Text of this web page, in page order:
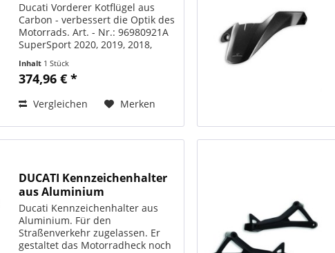
Ducati Vorderer Kotflügel aus
Carbon - verbessert die Optik des
Motorrads. Art. - Nr.: 96980921A
SuperSport 2020, 2019, 2018,
2018, 2017 Supersport 950 2021,
2022, 2023, 2024 , Supersport 950
Inhalt 1 Stück
374,96 € *
Vergleichen Merken
DUCATI Kennzeichenhalter
aus Aluminium
Ducati Kennzeichenhalter aus
Aluminium. Für den
Straßenverkehr zugelassen. Er
gestaltet das Motorradheck noch